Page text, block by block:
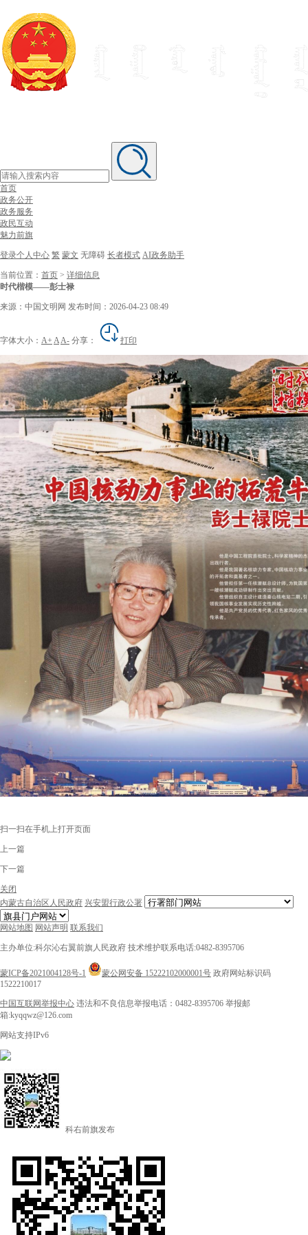
首页
政务公开
政务服务
政民互动
魅力前旗
登录个人中心 繁 蒙文 无障碍 长者模式 AI政务助手
当前位置： 首页 > 详细信息
时代楷模——彭士禄
来源：中国文明网 发布时间：2026-04-23 08:49
字体大小： A+ AA- 分享： 打印
扫一扫在手机上打开页面
上一篇
下一篇
关闭
内蒙古自治区人民政府 兴安盟行政公署
网站地图 网站声明 联系我们
主办单位:科尔沁右翼前旗人民政府 技术维护联系电话:0482-8395706
蒙ICP备2021004128号-1 蒙公网安备 15222102000001号 政府网站标识码
1522210017
中国互联网举报中心 违法和不良信息举报电话：0482-8395706 举报邮
箱:kyqqwz@126.com
网站支持IPv6
科右前旗发布